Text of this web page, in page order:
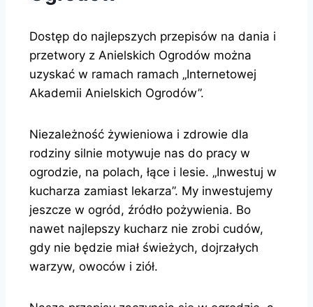
Dostęp do najlepszych przepisów na dania i
przetwory z Anielskich Ogrodów można
uzyskać w ramach ramach „Internetowej
Akademii Anielskich Ogrodów”.
Niezależność żywieniowa i zdrowie dla
rodziny silnie motywuje nas do pracy w
ogrodzie, na polach, łące i lesie. „Inwestuj w
kucharza zamiast lekarza”. My inwestujemy
jeszcze w ogród, źródło pożywienia. Bo
nawet najlepszy kucharz nie zrobi cudów,
gdy nie będzie miał świeżych, dojrzałych
warzyw, owoców i ziół.